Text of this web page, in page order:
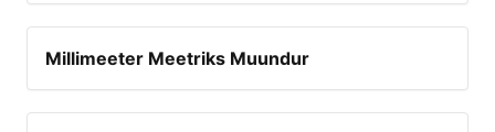
Millimeeter Meetriks Muundur